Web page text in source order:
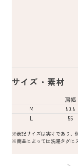
サイズ・素材
肩幅
M
50.5
L
55
※表記サイズは実寸であり、
※商品によっては洗濯タグに